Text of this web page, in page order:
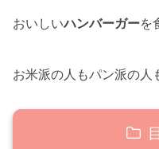
おいしいハンバーガーを
お米派の人もパン派の人